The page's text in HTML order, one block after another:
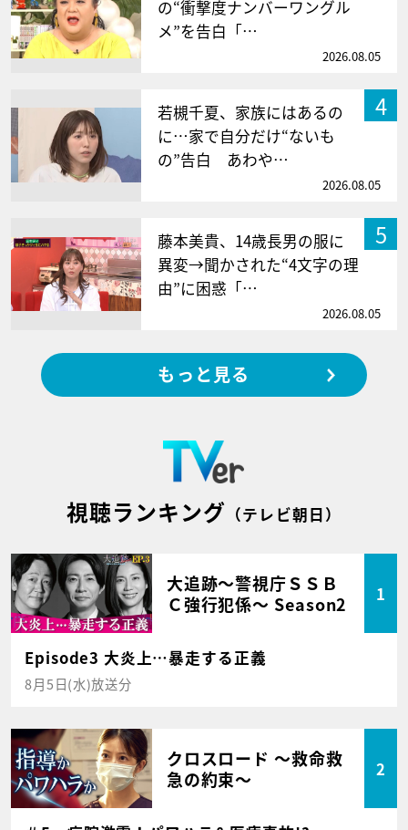
の“衝撃度ナンバーワングル
メ”を告白「…
2026.08.05
4
若槻千夏、家族にはあるの
に…家で自分だけ“ないも
の”告白 あわや…
2026.08.05
5
藤本美貴、14歳長男の服に
異変→聞かされた“4文字の理
由”に困惑「…
2026.08.05
もっと見る
視聴ランキング （テレビ朝日）
大追跡～警視庁ＳＳＢ
Ｃ強行犯係～ Season2
1
Episode3 大炎上…暴走する正義
8月5日(水)放送分
クロスロード ～救命救
急の約束～
2